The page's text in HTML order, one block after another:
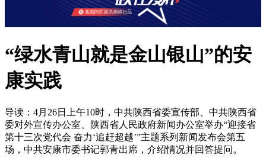
“绿水青山就是金山银山”的安
康实践
导读：4月26日上午10时，中共陕西省委宣传部、中共陕西省
委对外宣传办公室、陕西省人民政府新闻办公室举办“迎接省
第十三次党代会 奋力‘追赶超越’”主题系列新闻发布会第五
场，中共安康市委书记郭青出席，介绍情况并回答提问。